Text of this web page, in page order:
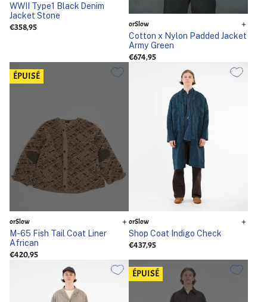
WWII Type1 Black Denim
Jacket Stone
€358,95
orSlow
Cotton x Nylon Padded Jacket
Army Green
€674,95
ÉPUISÉ
orSlow
M-65 Fish Tail Coat Liner
African
€420,95
orSlow
Shop Coat Indigo Check
€437,95
ÉPUISÉ